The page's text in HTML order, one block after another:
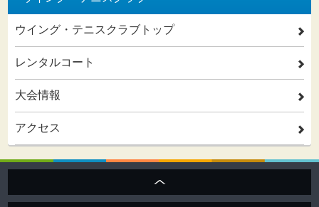
ウイング・テニスクラブトップ 2
レンタルコート 2
大会情報 2
アクセス 2